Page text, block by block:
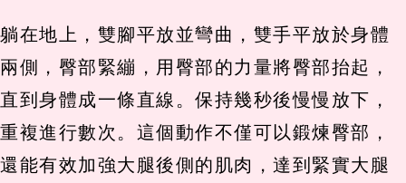
躺在地上，雙腳平放並彎曲，雙手平放於身體
兩側，臀部緊繃，用臀部的力量將臀部抬起，
直到身體成一條直線。保持幾秒後慢慢放下，
重複進行數次。這個動作不僅可以鍛煉臀部，
還能有效加強大腿後側的肌肉，達到緊實大腿